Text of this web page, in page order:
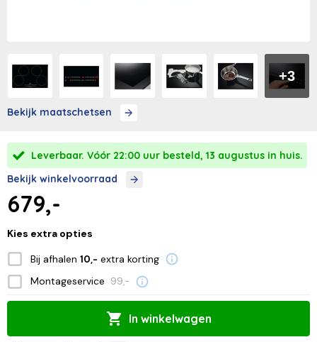
+3
Bekijk maatschetsen
Leverbaar. Vóór 22:00 uur besteld, 13 augustus in huis.
Bekijk winkelvoorraad
679,-
Kies extra opties
Bij afhalen 10,- extra korting
Montageservice 99,-
In winkelwagen